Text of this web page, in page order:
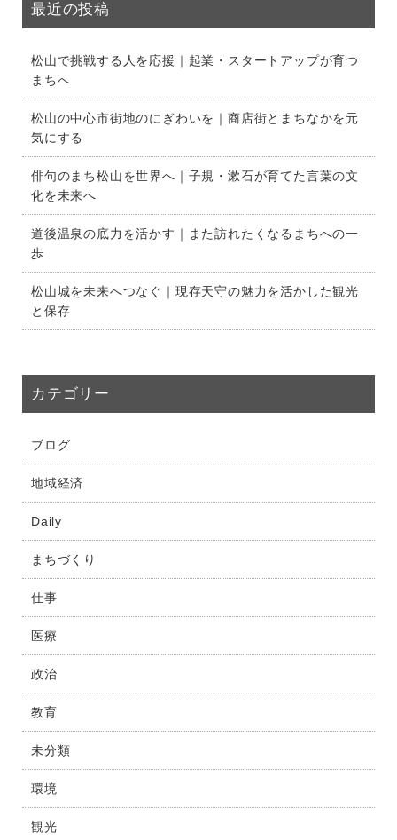
最近の投稿
松山で挑戦する人を応援｜起業・スタートアップが育つ
まちへ
松山の中心市街地のにぎわいを｜商店街とまちなかを元
気にする
俳句のまち松山を世界へ｜子規・漱石が育てた言葉の文
化を未来へ
道後温泉の底力を活かす｜また訪れたくなるまちへの一
歩
松山城を未来へつなぐ｜現存天守の魅力を活かした観光
と保存
カテゴリー
ブログ
地域経済
Daily
まちづくり
仕事
医療
政治
教育
未分類
環境
観光